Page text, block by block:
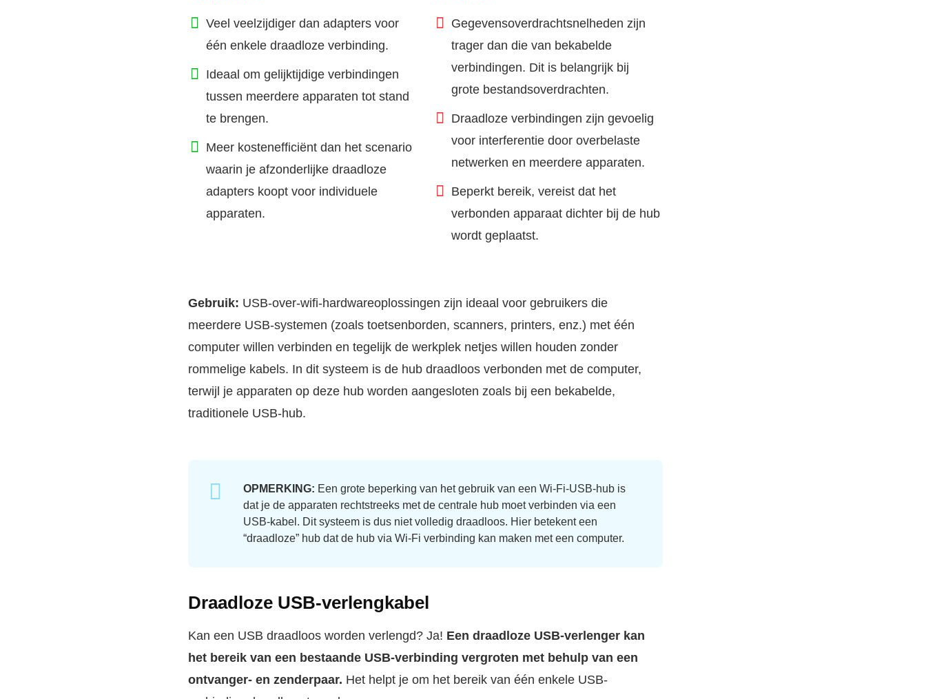
Veel veelzijdiger dan adapters voor
één enkele draadloze verbinding.
Ideaal om gelijktijdige verbindingen
tussen meerdere apparaten tot stand
te brengen.
Meer kostenefficiënt dan het scenario
waarin je afzonderlijke draadloze
adapters koopt voor individuele
apparaten.
Gegevensoverdrachtsnelheden zijn
trager dan die van bekabelde
verbindingen. Dit is belangrijk bij
grote bestandsoverdrachten.
Draadloze verbindingen zijn gevoelig
voor interferentie door overbelaste
netwerken en meerdere apparaten.
Beperkt bereik, vereist dat het
verbonden apparaat dichter bij de hub
wordt geplaatst.
Gebruik: USB-over-wifi-hardwareoplossingen zijn ideaal voor gebruikers die
meerdere USB-systemen (zoals toetsenborden, scanners, printers, enz.) met één
computer willen verbinden en tegelijk de werkplek netjes willen houden zonder
rommelige kabels. In dit systeem is de hub draadloos verbonden met de computer,
terwijl je apparaten op deze hub worden aangesloten zoals bij een bekabelde,
traditionele USB-hub.
OPMERKING: Een grote beperking van het gebruik van een Wi‑Fi-USB-hub is
dat je de apparaten rechtstreeks met de centrale hub moet verbinden via een
USB-kabel. Dit systeem is dus niet volledig draadloos. Hier betekent een
“draadloze” hub dat de hub via Wi‑Fi verbinding kan maken met een computer.
Draadloze USB-verlengkabel
Kan een USB draadloos worden verlengd? Ja! Een draadloze USB-verlenger kan
het bereik van een bestaande USB-verbinding vergroten met behulp van een
ontvanger- en zenderpaar. Het helpt je om het bereik van één enkele USB-